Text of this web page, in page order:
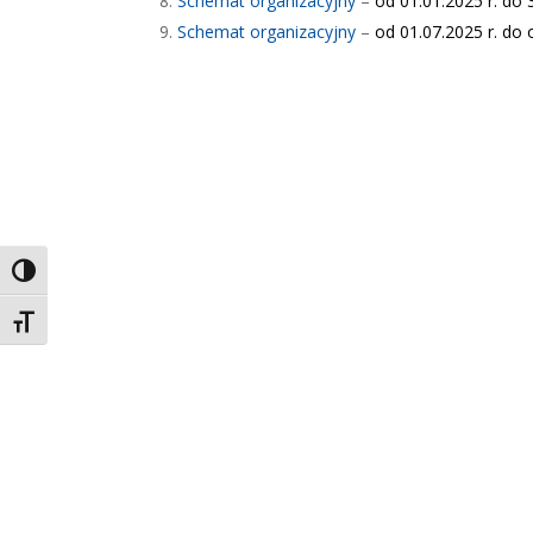
Toggle High Contrast
Toggle Font size
Schemat organizacyjny – od 01.07.2025 r. do